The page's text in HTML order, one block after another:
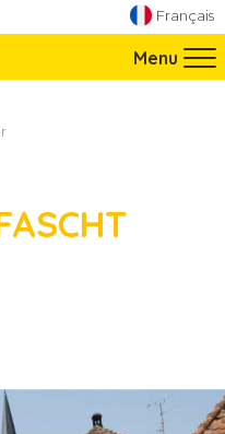
Français
Menu